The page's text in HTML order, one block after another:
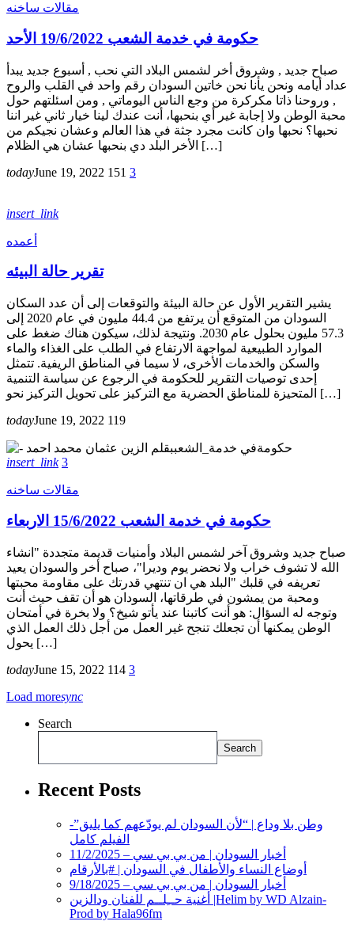
مقالات ساخنه
حكومة في خدمة الشعب 19/6/2022 الأحد
صباح جديد , وشروق أخر لشمس البلاد التي نحب , أسبوع جديد يبدأ
عداد أيامه ونحن يأنا نحن خاتين السودان رقم واحد في القلب والروح
, وروحنا ذاتا مكركرة من وجع الناس اليوماتي , ومن اسئلتهم حول
محبة الوطن ولا إجابة غير أي بنحبها، أنت عندك لينا خيار ثاني غير اننا
نحبها؟ نحبها وان كانت مجرد جثة في هذا العالم وعشان نجيكم من
الأخر البلد دي بنحبها عشان هي الظلام […]
todayJune 19, 2022 151 3
insert_link
أعمده
تقرير حالة البيئه
يشير التقرير الأول عن حالة البيئة والتوقعات إلى أن عدد السكان
السودان من المتوقع أن يرتفع من 44.4 مليون في عام 2020 إلى
57.3 مليون بحلول عام 2030. ونتيجة لذلك، سيكون هناك ضغط على
الموارد الطبيعية لمواجهة الارتفاع في الطلب على الغذاء والماء
والسكن والخدمات الأخرى، لا سيما في المناطق الريفية. تتمثل
إحدى توصيات التقرير للحكومة في الرجوع عن سياسة التنمية
المتحيزة للمناطق الحضرية مع التركيز على تحويل التركيز نحو […]
todayJune 19, 2022 119
insert_link 3
مقالات ساخنه
حكومة في خدمة الشعب 15/6/2022 الاربعاء
صباح جديد وشروق آخر لشمس البلاد وأمنيات قديمة متجددة "انشاء
الله لا تشوف خراب ولا نحضر يوم وديرا"، صباح أخر والسودان يعيد
تعريفه في قلبك "البلد هي ان تنتهي قدرتك على مقاومة محبتها
ومحبة من يمشون في طرقاتها، السودان هو أن تقف حيث أنت
وتوجه له السؤال: هو أنت كاتبنا عند يأتو شيخ؟ ولا بخرة في أمتحان
الوطن يمكنها أن تجعلك تنجح غير العمل من أجل ذلك العمل الذي
يحول […]
todayJune 15, 2022 114 3
Load moresync
Search
Search
Recent Posts
وطن بلا وداع | “لأن السودان لم يودّعهم كما يليق”-
الفيلم كامل
أخبار السودان | من بي بي سي – 11/2/2025
أوضاع النساء والأطفال في السودان | #بالأرقام
أخبار السودان | من بي بي سي – 9/18/2025
أغنية حــِلــم للفنان ودالزين |Helim by WD Alzain-
Prod by Hala96fm